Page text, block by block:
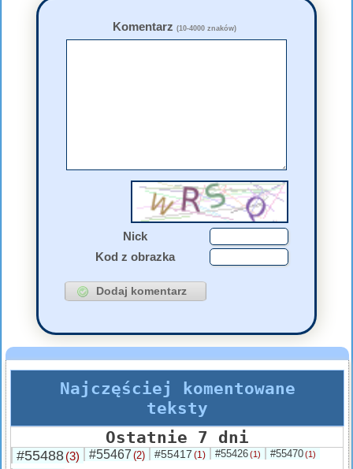
Komentarz (10-4000 znaków)
Nick
Kod z obrazka
Najczęściej komentowane
teksty
Ostatnie 7 dni
#55488(3) #55467 (2) #55417 (1) #55426(1) #55470(1)